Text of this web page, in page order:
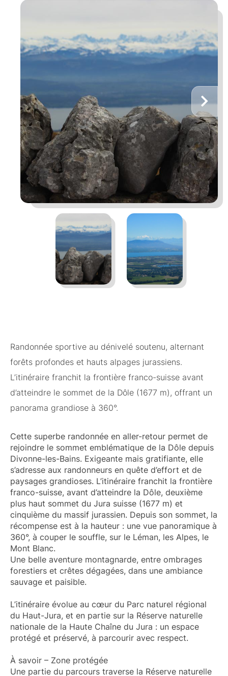
Randonnée sportive au dénivelé soutenu, alternant
forêts profondes et hauts alpages jurassiens.
L’itinéraire franchit la frontière franco-suisse avant
d’atteindre le sommet de la Dôle (1677 m), offrant un
panorama grandiose à 360°.
Cette superbe randonnée en aller-retour permet de
rejoindre le sommet emblématique de la Dôle depuis
Divonne-les-Bains. Exigeante mais gratifiante, elle
s’adresse aux randonneurs en quête d’effort et de
paysages grandioses. L’itinéraire franchit la frontière
franco-suisse, avant d’atteindre la Dôle, deuxième
plus haut sommet du Jura suisse (1677 m) et
cinquième du massif jurassien. Depuis son sommet, la
récompense est à la hauteur : une vue panoramique à
360°, à couper le souffle, sur le Léman, les Alpes, le
Mont Blanc.
Une belle aventure montagnarde, entre ombrages
forestiers et crêtes dégagées, dans une ambiance
sauvage et paisible.
L’itinéraire évolue au cœur du Parc naturel régional
du Haut-Jura, et en partie sur la Réserve naturelle
nationale de la Haute Chaîne du Jura : un espace
protégé et préservé, à parcourir avec respect.
À savoir – Zone protégée
Une partie du parcours traverse la Réserve naturelle